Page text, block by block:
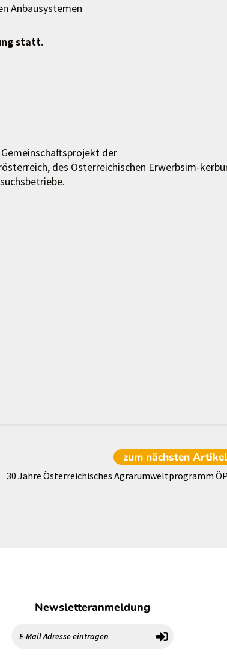
Anbausystemen
statt.
der
des Österreichischen Erwerbsim-
zum nächsten Artikel
30 Jahre Österreichisches Agrarumweltprogramm
Newsletteranmeldung